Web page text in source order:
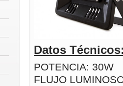
Datos
POTENCIA: 30W
FLUJO